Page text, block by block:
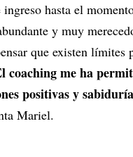
hasta el
y muy
que existen límites
coaching me ha
positivas y
Mariel.